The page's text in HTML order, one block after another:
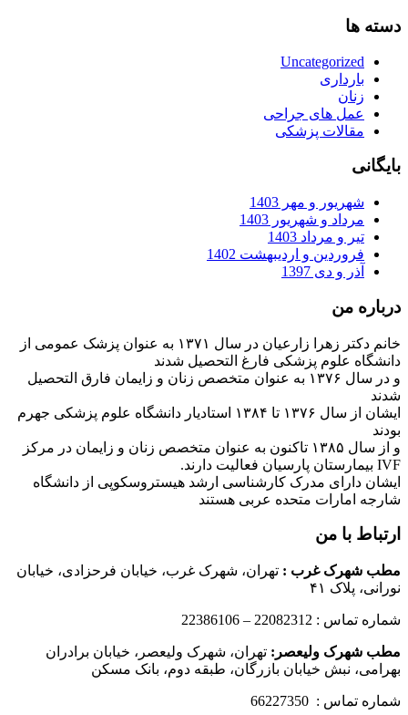
دسته ها
Uncategorized
بارداری
زنان
عمل های جراحی
مقالات پزشکی
بایگانی
شهریور و مهر 1403
مرداد و شهریور 1403
تیر و مرداد 1403
فروردین و اردیبهشت 1402
آذر و دی 1397
درباره من
خانم دکتر زهرا زارعیان در سال ۱۳۷۱ به عنوان پزشک عمومی از
دانشگاه علوم پزشکی فارغ التحصیل شدند
و در سال ۱۳۷۶ به عنوان متخصص زنان و زایمان فارق التحصیل
شدند
ایشان از سال ۱۳۷۶ تا ۱۳۸۴ استادیار دانشگاه علوم پزشکی جهرم
بودند
و از سال ۱۳۸۵ تاکنون به عنوان متخصص زنان و زایمان در مرکز
IVF بیمارستان پارسیان فعالیت دارند.
ایشان دارای مدرک کارشناسی ارشد هیستروسکوپی از دانشگاه
شارجه امارات متحده عربی هستند
ارتباط با من
مطب شهرک غرب : تهران، شهرک غرب، خیابان فرحزادی، خیابان
نورانی، پلاک ۴۱
شماره تماس : 22082312 – 22386106
مطب شهرک ولیعصر: تهران، شهرک ولیعصر، خیابان برادران
بهرامی، نبش خیابان بازرگان، طبقه دوم، بانک مسکن
شماره تماس : 66227350